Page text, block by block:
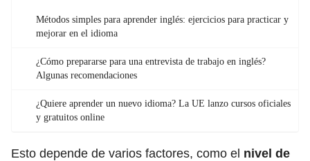
Métodos simples para aprender inglés: ejercicios para practicar y
mejorar en el idioma
¿Cómo prepararse para una entrevista de trabajo en inglés?
Algunas recomendaciones
¿Quiere aprender un nuevo idioma? La UE lanzo cursos oficiales
y gratuitos online
Esto depende de varios factores, como el nivel de